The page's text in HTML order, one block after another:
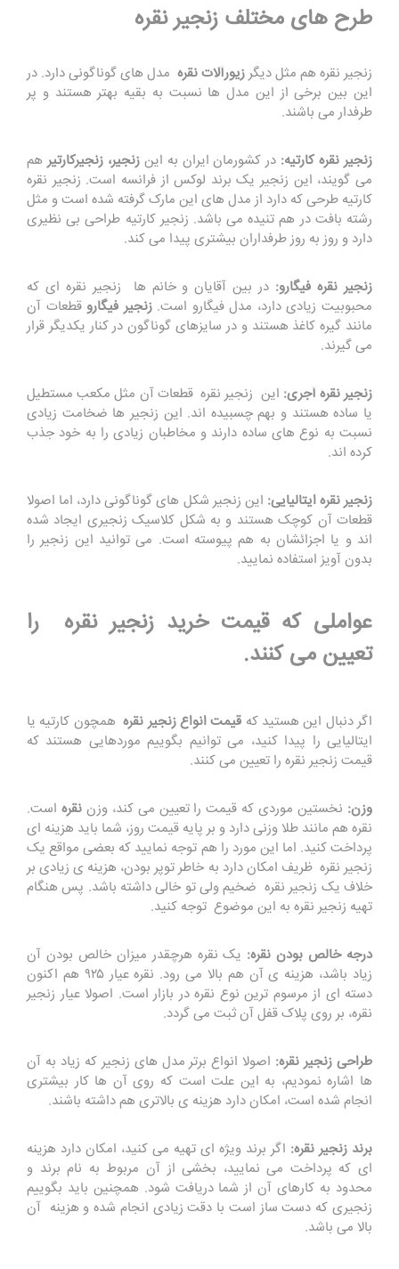
طرح های مختلف زنجیر نقره
زنجیر نقره هم مثل دیگر زیورآلات نقره مدل های گوناگونی دارد. در
این بین برخی از این مدل ها نسبت به بقیه بهتر هستند و پر
طرفدار می باشند.
زنجیر نقره کارتیه: در کشورمان ایران به اینزنجیر،زنجیرکارتیر هم
می گویند، این زنجیر یک برند لوکس از فرانسه است. زنجیر نقره
کارتیه طرحی که دارد از مدل های این مارک گرفته شده است و مثل
رشته بافت در هم تنیده می باشد. زنجیر کارتیه طراحی بی نظیری
دارد و روز به روز طرفداران بیشتری پیدا می کند.
زنجیر نقره فیگارو: در بین آقایان و خانم ها زنجیر نقره ای که
محبوبیت زیادی دارد، مدل فیگارو است.زنجیر فیگارو قطعات آن
مانند گیره کاغذ هستند و در سایزهای گوناگون در کنار یکدیگر قرار
می گیرند.
زنجیر نقره آجری: این زنجیر نقره قطعات آن مثل مکعب مستطیل
یا ساده هستند و بهم چسبیده اند. این زنجیر ها ضخامت زیادی
نسبت به نوع های ساده دارند و مخاطبان زیادی را به خود جذب
کرده اند.
زنجیر نقره ایتالیایی: این زنجیر شکل های گوناگونی دارد، اما اصولا
قطعات آن کوچک هستند و به شکل کلاسیک زنجیری ایجاد شده
اند و یا اجزائشان به هم پیوسته است. می توانید این زنجیر را
بدون آویز استفاده نمایید.
عواملی که قیمت خرید زنجیر نقره را
تعیین می کنند.
اگر دنبال این هستید که قیمت انواع زنجیر نقرههمچون کارتیه یا
ایتالیایی را پیدا کنید، می توانیم بگوییم موردهایی هستند که
قیمت زنجیر نقره را تعیین می کنند.
وزن: نخستین موردی که قیمت را تعیین می کند، وزننقره است.
نقره هم مانند طلا وزنی دارد و بر پایه قیمت روز، شما باید هزینه ای
پرداخت کنید. اما این مورد را هم توجه نمایید که بعضی مواقع یک
زنجیر نقره ظریف امکان دارد به خاطر توپر بودن، هزینه ی زیادی بر
خلاف یک زنجیر نقره ضخیم ولی تو خالی داشته باشد. پس هنگام
تهیه زنجیر نقره به این موضوع توجه کنید.
درجه خالص بودن نقره: یک نقره هرچقدر میزان خالص بودن آن
زیاد باشد، هزینه ی آن هم بالا می رود. نقره عیار ۹۲۵ هم اکنون
دسته ای از مرسوم ترین نوع نقره در بازار است. اصولا عیار زنجیر
نقره، بر روی پلاک قفل آن ثبت می گردد.
طراحی زنجیر نقره: اصولا انواع برتر مدل های زنجیر که زیاد به آن
ها اشاره نمودیم، به این علت است که روی آن ها کار بیشتری
انجام شده است، امکان دارد هزینه ی بالاتری هم داشته باشند.
برند زنجیر نقره: اگر برند ویژه ای تهیه می کنید، امکان دارد هزینه
ای که پرداخت می نمایید، بخشی از آن مربوط به نام برند و
محدود به کارهای آن از شما دریافت شود. همچنین باید بگوییم
زنجیری که دست ساز است با دقت زیادی انجام شده و هزینه آن
بالا می باشد.